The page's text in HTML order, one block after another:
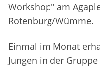
Workshop" am
Rotenburg/Wümme.
Einmal im Monat
Jungen in der